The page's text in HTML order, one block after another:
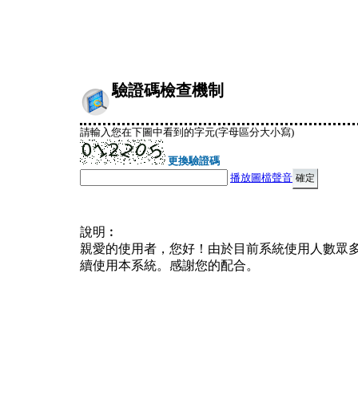
驗證碼檢查機制
請輸入您在下圖中看到的字元(字母區分大小寫)
更換驗證碼
播放圖檔聲音
說明︰
親愛的使用者，您好！由於目前系統使用人數眾
續使用本系統。感謝您的配合。